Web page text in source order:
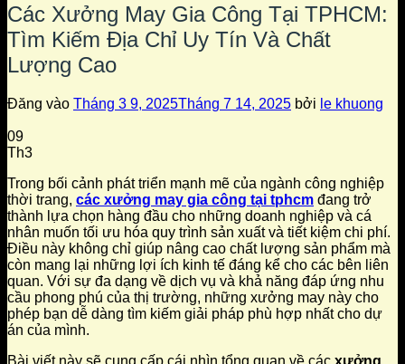
Các Xưởng May Gia Công Tại TPHCM:
Tìm Kiếm Địa Chỉ Uy Tín Và Chất
Lượng Cao
Đăng vào Tháng 3 9, 2025Tháng 7 14, 2025 bởi le khuong
09
Th3
Trong bối cảnh phát triển mạnh mẽ của ngành công nghiệp
thời trang, các xưởng may gia công tại tphcm đang trở
thành lựa chọn hàng đầu cho những doanh nghiệp và cá
nhân muốn tối ưu hóa quy trình sản xuất và tiết kiệm chi phí.
Điều này không chỉ giúp nâng cao chất lượng sản phẩm mà
còn mang lại những lợi ích kinh tế đáng kể cho các bên liên
quan. Với sự đa dạng về dịch vụ và khả năng đáp ứng nhu
cầu phong phú của thị trường, những xưởng may này cho
phép bạn dễ dàng tìm kiếm giải pháp phù hợp nhất cho dự
án của mình.
Bài viết này sẽ cung cấp cái nhìn tổng quan về các xưởng